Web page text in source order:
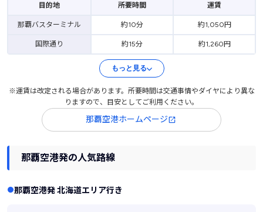
目的地 所要時間 運賃
那覇バスターミナル 約10分 約1,050円
国際通り 約15分 約1,260円
もっと見る
※運賃は改定される場合があります。所要時間は交通事情やダイヤにより異な
りますので、目安としてご利用ください。
那覇空港ホームページ
那覇空港発の人気路線
那覇空港発 北海道エリア行き